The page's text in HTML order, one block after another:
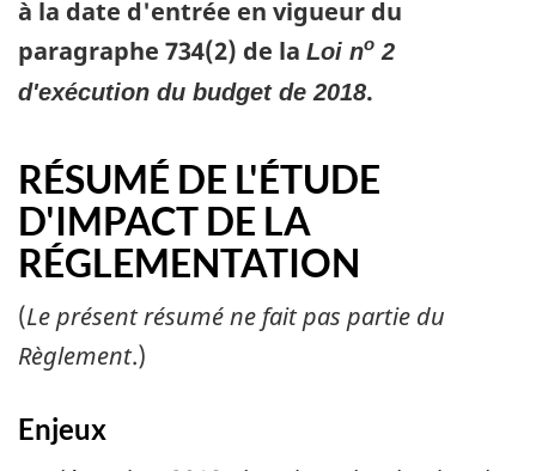
à la date d'entrée en vigueur du
paragraphe 734(2) de la Loi no 2
d'exécution du budget de 2018.
RÉSUMÉ DE L'ÉTUDE
D'IMPACT DE LA
RÉGLEMENTATION
(Le présent résumé ne fait pas partie du
Règlement.)
Enjeux